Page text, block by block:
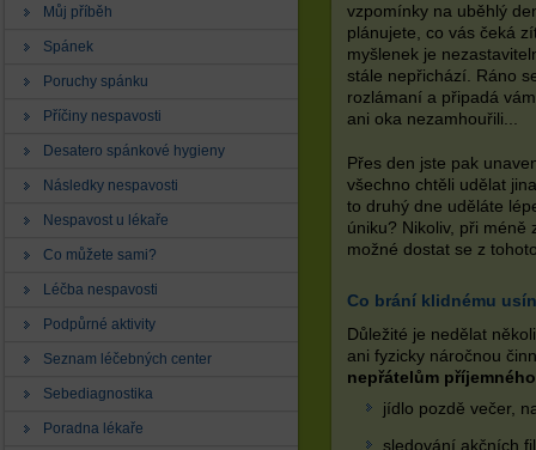
Můj příběh
Spánek
Poruchy spánku
Příčiny nespavosti
Desatero spánkové hygieny
Následky nespavosti
Nespavost u lékaře
Co můžete sami?
Léčba nespavosti
Podpůrné aktivity
Seznam léčebných center
Sebediagnostika
Poradna lékaře
vzpomínky na uběhlý
plánujete, co vás čeká
myšlenek je
stále nepřichází. Ráno
rozlámaní a připadá
ani oka nezamhouřili...
Přes den jste pak
všechno chtěli udělat
to druhý dne uděláte
úniku? Nikoliv, při
možné dostat se z
Co brání klidnému
Důležité je nedělat
ani fyzicky náročnou
nepřátelům
jídlo pozdě večer,
sledování akčních